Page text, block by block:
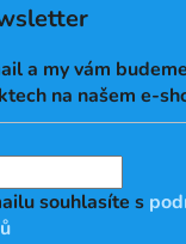
a my vám
na našem e-
souhlasíte s